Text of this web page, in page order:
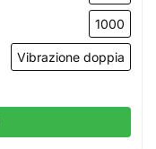
1000
Vibrazione doppia